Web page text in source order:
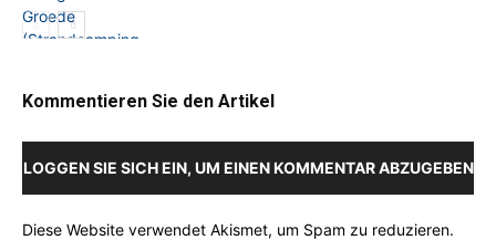
Kommentieren Sie den Artikel
LOGGEN SIE SICH EIN, UM EINEN KOMMENTAR ABZUGEBEN
Diese Website verwendet Akismet, um Spam zu reduzieren.